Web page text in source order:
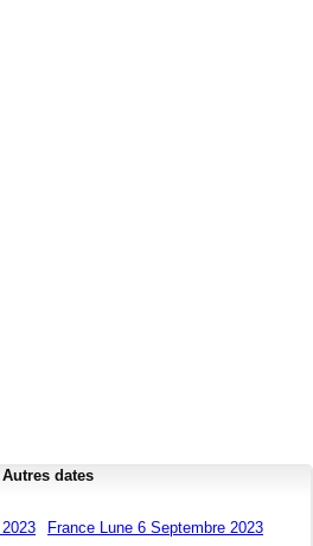
Autres dates
France Lune 6 Septembre 2023